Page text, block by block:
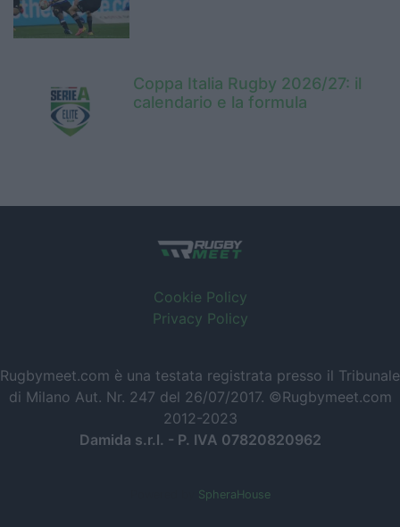
Coppa Italia Rugby 2026/27: il
calendario e la formula
Cookie Policy
Privacy Policy
Rugbymeet.com è una testata registrata presso il Tribunale
di Milano Aut. Nr. 247 del 26/07/2017. ©Rugbymeet.com
2012-2023
Damida s.r.l. - P. IVA 07820820962
SpheraHouse